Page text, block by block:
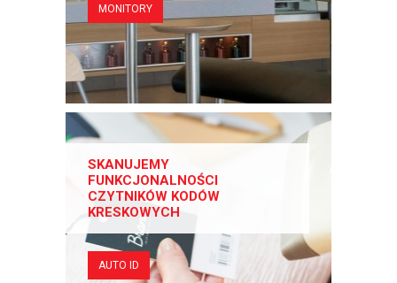
MONITORY
SKANUJEMY
FUNKCJONALNOŚCI
CZYTNIKÓW KODÓW
KRESKOWYCH
AUTO ID